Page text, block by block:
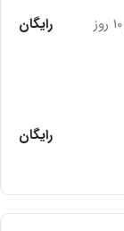
رایگان
رایگان